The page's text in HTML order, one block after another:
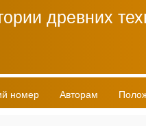
древних
номер Авторам